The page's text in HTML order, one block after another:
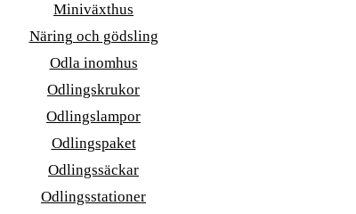
Miniväxthus
Näring och gödsling
Odla inomhus
Odlingskrukor
Odlingslampor
Odlingspaket
Odlingssäckar
Odlingsstationer